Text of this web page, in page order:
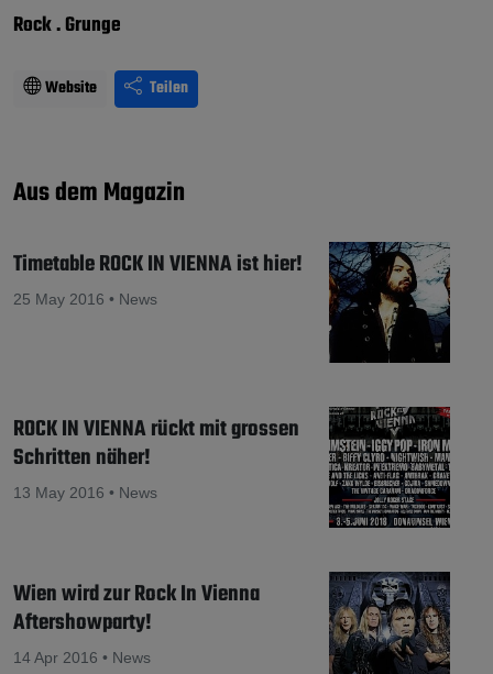
Rock . Grunge
Website Teilen
Aus dem Magazin
Timetable ROCK IN VIENNA ist hier!
25 May 2016 • News
ROCK IN VIENNA rückt mit grossen
Schritten näher!
13 May 2016 • News
Wien wird zur Rock In Vienna
Aftershowparty!
14 Apr 2016 • News